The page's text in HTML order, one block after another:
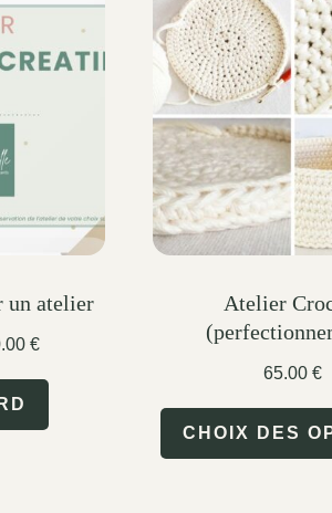
un atelier
€
Atelier
65.00€
CHOIX DES